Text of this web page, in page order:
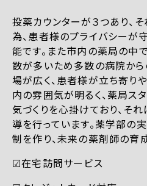
投薬カウンターが３つあり、
為、患者様のプライバシーが
能です。また市内の薬局の中
数が多いため多数の病院か
場が広く、患者様が立ち寄り
内の雰囲気が明るく、薬局ス
気づくりを心掛けており、そ
導を行っています。薬学部の
制を作り、未来の薬剤師の育
☑︎在宅訪問サービス